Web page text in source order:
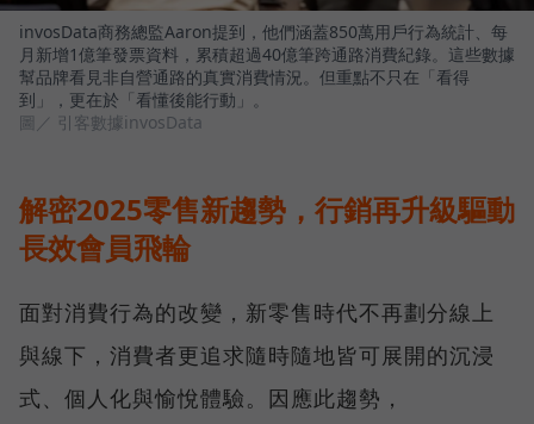
invosData商務總監Aaron提到，他們涵蓋850萬用戶行為統計、每
月新增1億筆發票資料，累積超過40億筆跨通路消費紀錄。這些數據
幫品牌看見非自營通路的真實消費情況。但重點不只在「看得
到」，更在於「看懂後能行動」。
圖／ 引客數據invosData
解密2025零售新趨勢，行銷再升級驅動
長效會員飛輪
面對消費行為的改變，新零售時代不再劃分線上
與線下，消費者更追求隨時隨地皆可展開的沉浸
式、個人化與愉悅體驗。因應此趨勢，